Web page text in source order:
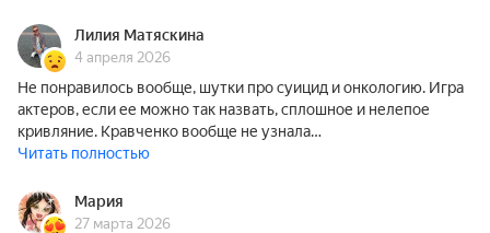
Лилия Матяскина
4 апреля 2026
Не понравилось вообще, шутки про суицид и онкологию. Игра
актеров, если ее можно так назвать, сплошное и нелепое
кривляние. Кравченко вообще не узнала…
Читать полностью
Мария
27 марта 2026